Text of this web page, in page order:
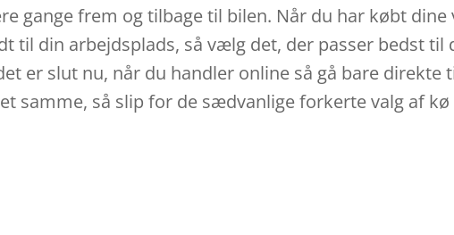
gange frem og tilbage til bilen. Når du har købt
til din arbejdsplads, så vælg det, der passer bedst til
er slut nu, når du handler online så gå bare direkte
samme, så slip for de sædvanlige forkerte valg af